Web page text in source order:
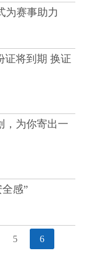
为赛事助力
证将到期 换证
，为你寄出一
感”
5 6